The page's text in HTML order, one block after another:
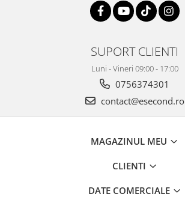
Accesorii antrenament
Audio HI-FI & Profesionale
Camere video si sport
SUPORT CLIENTI
Luni - Vineri 09:00 - 17:00
0756374301
contact@esecond.ro
MAGAZINUL MEU
CLIENTI
DATE COMERCIALE